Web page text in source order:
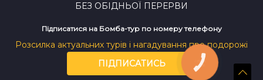
БЕЗ ОБІДНЬОЇ ПЕРЕРВИ
Підписатися на Бомба-тур по номеру телефону
Розсилка актуальних турів і нагадування про подорожі
ПІДПИСАТИСЬ
КНОПКА
ЗВ'ЯЗКУ